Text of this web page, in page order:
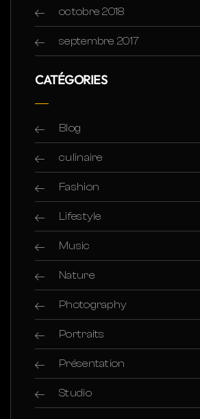
octobre 2018
septembre 2017
CATÉGORIES
Blog
culinaire
Fashion
Lifestyle
Music
Nature
Photography
Portraits
Présentation
Studio